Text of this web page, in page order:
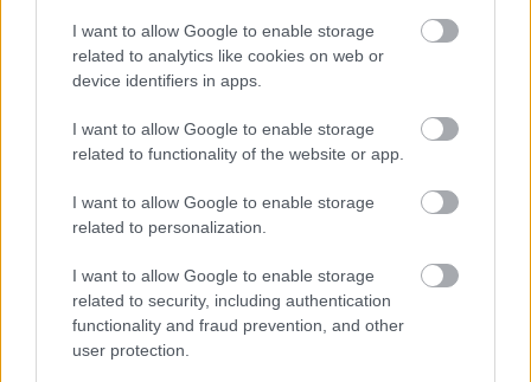
I want to allow Google to enable storage
related to analytics like cookies on web or
device identifiers in apps.
I want to allow Google to enable storage
related to functionality of the website or app.
I want to allow Google to enable storage
related to personalization.
I want to allow Google to enable storage
related to security, including authentication
functionality and fraud prevention, and other
user protection.
Többször előfordult a színpadi – különösen
vidéki - fellépéseken hogy a nézők összesúgtak,
Esmeralda”. Milyen érzéseket váltott ez ki
belőled? Bántott, hogy így látnak?
Ez Phoebe esetében is előfordult, de
Esmeraldaként sokkal többen felismerték a
hangomat. Egyáltalán nem bántott, sőt, nagyon jó
érzés volt! AJóbarátok: Újra együttis ezért volt jó,
mert az ember úgy érezhette, hogy központi helyet
tölt be. Nagy balgaság lenne megsértődni azon,
hogy felismernek vagy hogy szeretnek, hiszen ezért